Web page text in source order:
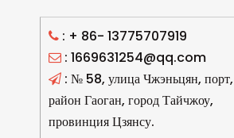
 : + 86- 13775707919
 : 1669631254@qq.com
 : № 58, улица Чжэньцян, порт,
район Гаоган, город Тайчжоу,
провинция Цзянсу.